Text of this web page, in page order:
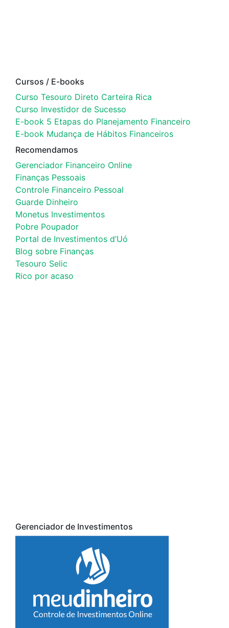
Cursos / E-books
Curso Tesouro Direto Carteira Rica
Curso Investidor de Sucesso
E-book 5 Etapas do Planejamento Financeiro
E-book Mudança de Hábitos Financeiros
Recomendamos
Gerenciador Financeiro Online
Finanças Pessoais
Controle Financeiro Pessoal
Guarde Dinheiro
Monetus Investimentos
Pobre Poupador
Portal de Investimentos d’Uó
Blog sobre Finanças
Tesouro Selic
Rico por acaso
Gerenciador de Investimentos